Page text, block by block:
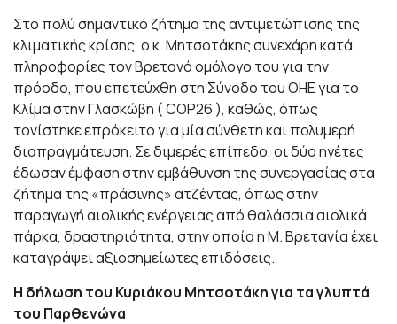
Στο πολύ σημαντικό ζήτημα της αντιμετώπισης της
κλιματικής κρίσης, ο κ. Μητσοτάκης συνεχάρη κατά
πληροφορίες τον Βρετανό ομόλογο του για την
πρόοδο, που επετεύχθη στη Σύνοδο του ΟΗΕ για το
Κλίμα στην Γλασκώβη ( COP26 ), καθώς, όπως
τονίστηκε επρόκειτο για μία σύνθετη και πολυμερή
διαπραγμάτευση. Σε διμερές επίπεδο, οι δύο ηγέτες
έδωσαν έμφαση στην εμβάθυνση της συνεργασίας στα
ζήτημα της «πράσινης» ατζέντας, όπως στην
παραγωγή αιολικής ενέργειας από θαλάσσια αιολικά
πάρκα, δραστηριότητα, στην οποία η Μ. Βρετανία έχει
καταγράψει αξιοσημείωτες επιδόσεις.
Η δήλωση του Κυριάκου Μητσοτάκη για τα γλυπτά
του Παρθενώνα